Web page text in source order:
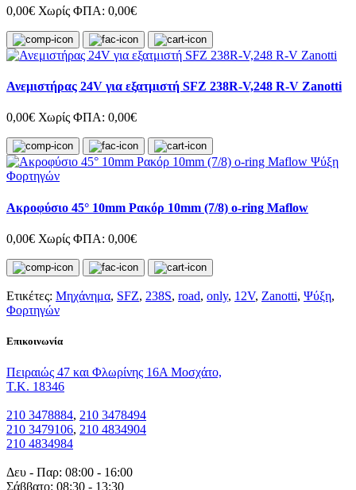
0,00€ Χωρίς ΦΠΑ: 0,00€
Ανεμιστήρας 24V για εξατμιστή SFZ 238R-V,248 R-V Zanotti
0,00€ Χωρίς ΦΠΑ: 0,00€
Ακροφύσιο 45° 10mm Ρακόρ 10mm (7/8) o-ring Maflow
0,00€ Χωρίς ΦΠΑ: 0,00€
Ετικέτες: Μηχάνημα, SFZ, 238S, road, only, 12V, Zanotti, Ψύξη,
Φορτηγών
Eπικοινωνία
Πειραιώς 47 και Φλωρίνης 16Α Μοσχάτο,
T.K. 18346
210 3478884, 210 3478494
210 3479106, 210 4834904
210 4834984
Δευ - Παρ: 08:00 - 16:00
Σάββατο: 08:30 - 13:30